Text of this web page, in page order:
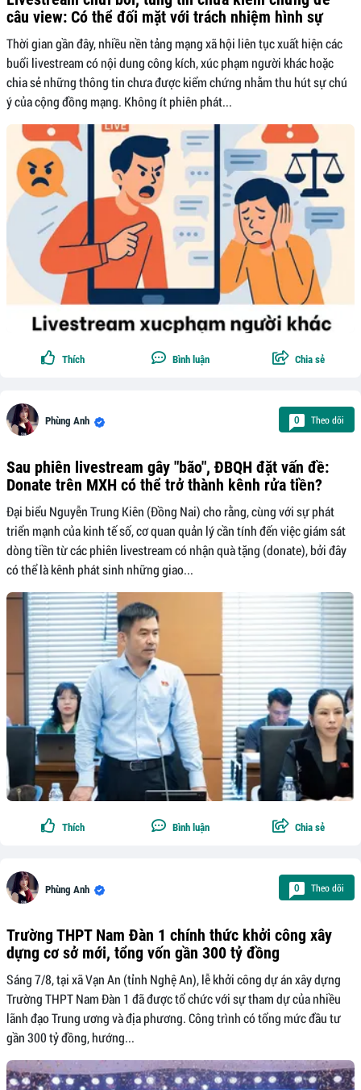
câu view: Có thể đối mặt với trách nhiệm hình sự
Thời gian gần đây, nhiều nền tảng mạng xã hội liên tục xuất hiện các
buổi livestream có nội dung công kích, xúc phạm người khác hoặc
chia sẻ những thông tin chưa được kiểm chứng nhằm thu hút sự chú
ý của cộng đồng mạng. Không ít phiên phát...
Thích Bình luận Chia sẻ
Phùng Anh 0 Theo dõi
Sau phiên livestream gây "bão", ĐBQH đặt vấn đề:
Donate trên MXH có thể trở thành kênh rửa tiền?
Đại biểu Nguyễn Trung Kiên (Đồng Nai) cho rằng, cùng với sự phát
triển mạnh của kinh tế số, cơ quan quản lý cần tính đến việc giám sát
dòng tiền từ các phiên livestream có nhận quà tặng (donate), bởi đây
có thể là kênh phát sinh những giao...
Thích Bình luận Chia sẻ
Phùng Anh 0 Theo dõi
Trường THPT Nam Đàn 1 chính thức khởi công xây
dựng cơ sở mới, tổng vốn gần 300 tỷ đồng
Sáng 7/8, tại xã Vạn An (tỉnh Nghệ An), lễ khởi công dự án xây dựng
Trường THPT Nam Đàn 1 đã được tổ chức với sự tham dự của nhiều
lãnh đạo Trung ương và địa phương. Công trình có tổng mức đầu tư
gần 300 tỷ đồng, hướng...